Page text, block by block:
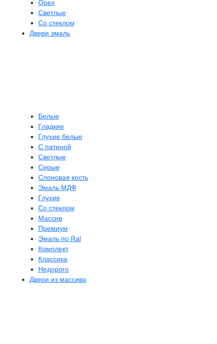
Орех
Светлые
Со стеклом
Двери эмаль
Белые
Гладкие
Глухие белые
С патиной
Светлые
Серые
Слоновая кость
Эмаль МДФ
Глухие
Со стеклом
Массив
Премиум
Эмаль по Ral
Комплект
Классика
Недорого
Двери из массива